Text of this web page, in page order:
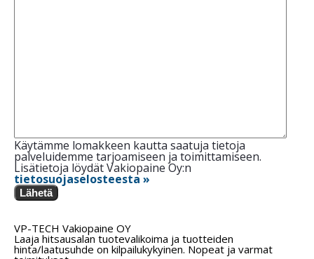
Käytämme lomakkeen kautta saatuja tietoja
palveluidemme tarjoamiseen ja toimittamiseen.
Lisätietoja löydät Vakiopaine Oy:n
tietosuojaselosteesta »
Lähetä
VP-TECH Vakiopaine OY
Laaja hitsausalan tuotevalikoima ja tuotteiden
hinta/laatusuhde on kilpailukykyinen. Nopeat ja varmat